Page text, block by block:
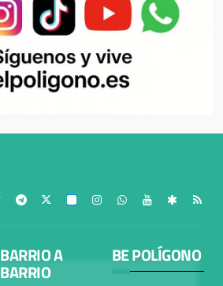
BARRIO A
BARRIO
BE POLÍGONO